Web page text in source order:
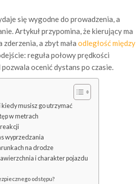
się wygodne do prowadzenia, a
Artykuł przypomina, że kierujący ma
a zbyt mała odległość między
reguła połowy prędkości
ocenić dystans po czasie.
kiedy musisz go utrzymać
w metrach
wyprzedzania
na drodze
i charakter pojazdu
odstępu?